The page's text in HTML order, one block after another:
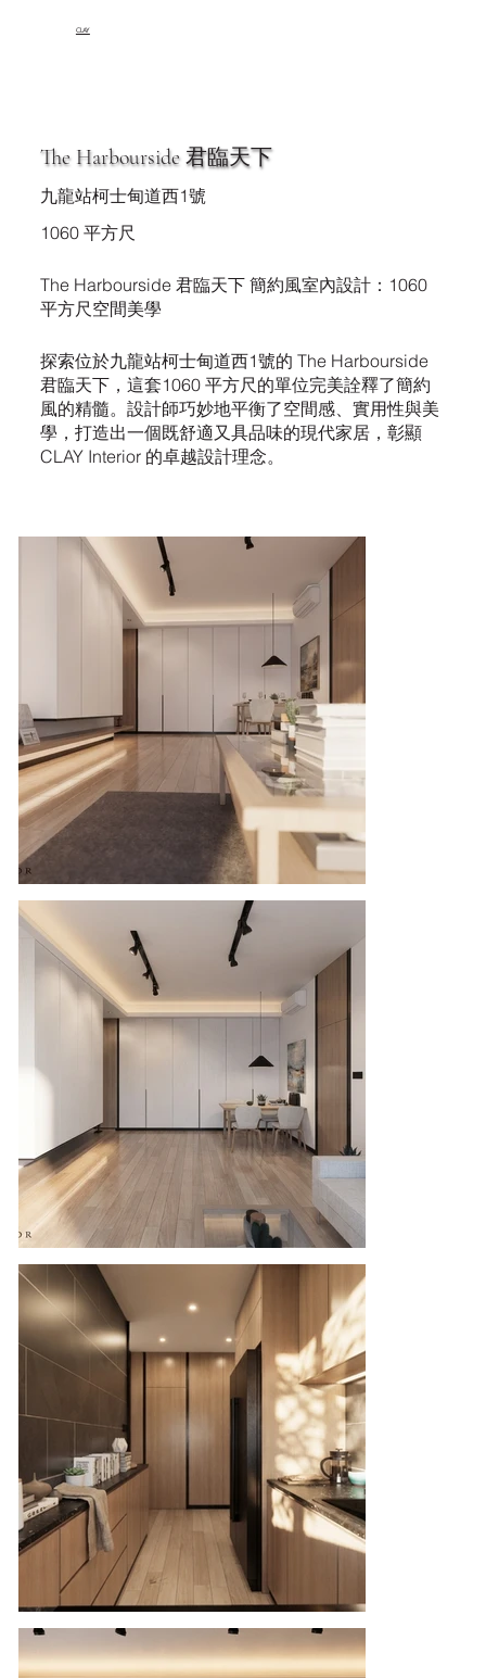
CLAY
The Harbourside 君臨天下
九龍站柯士甸道西1號
1060 平方尺
The Harbourside 君臨天下 簡約風室內設計：1060
平方尺空間美學
探索位於九龍站柯士甸道西1號的 The Harbourside
君臨天下，這套1060 平方尺的單位完美詮釋了簡約
風的精髓。設計師巧妙地平衡了空間感、實用性與美
學，打造出一個既舒適又具品味的現代家居，彰顯
CLAY Interior 的卓越設計理念。